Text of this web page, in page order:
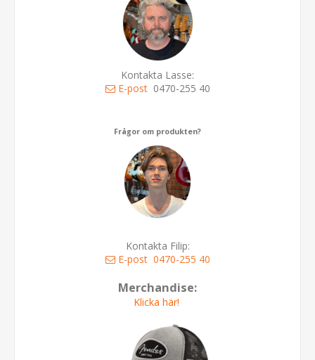
Kontakta Lasse:
E-post0470-255 40
Frågor om produkten?
Kontakta Filip:
E-post 0470-255 40
Merchandise:
Klicka här!